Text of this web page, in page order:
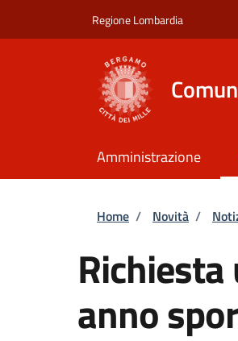
Regione Lombardia
Amministrazione
Briciole
Home / Novità /
anno